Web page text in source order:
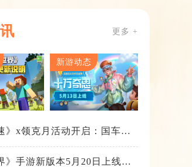
更多 +
新游动态
》x领克月活动开启：国车喜
》手游新版本5月20日上线，